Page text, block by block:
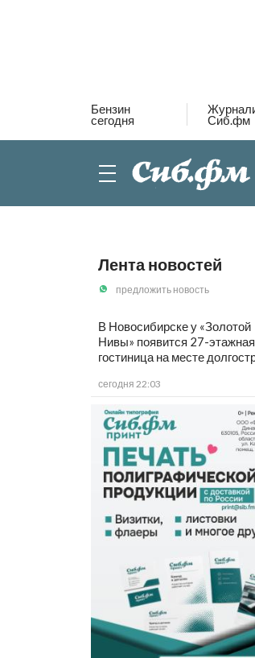
Бензин
сегодня Сиб.фм
Лента новостей
предложить новость
В Новосибирске у «Золотой
Нивы» появится 27-этажная
гостиница на месте
сегодня 22:03